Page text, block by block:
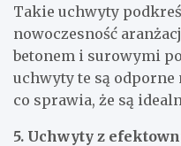
Takie uchwyty
nowoczesność
betonem i surowymi
uchwyty te są
co sprawia, że są
5. Uchwyty z